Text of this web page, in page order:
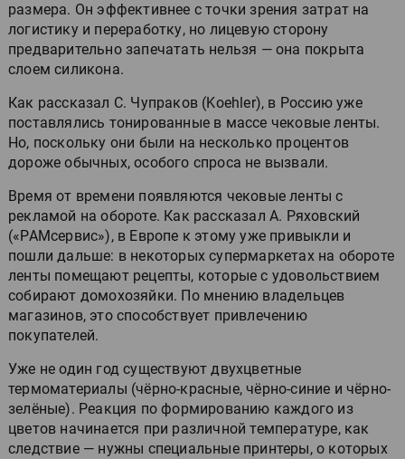
размера. Он эффективнее с точки зрения затрат на
логистику и переработку, но лицевую сторону
предварительно запечатать нельзя — она покрыта
слоем силикона.
Как рассказал С. Чупраков (Koehler), в Россию уже
поставлялись тонированные в массе чековые ленты.
Но, поскольку они были на несколько процентов
дороже обычных, особого спроса не вызвали.
Время от времени появляются чековые ленты с
рекламой на обороте. Как рассказал А. Ряховский
(«РАМсервис»), в Европе к этому уже привыкли и
пошли дальше: в некоторых супермаркетах на обороте
ленты помещают рецепты, которые с удовольствием
собирают домохозяйки. По мнению владельцев
магазинов, это способствует привлечению
покупателей.
Уже не один год существуют двухцветные
термоматериалы (чёрно-красные, чёрно-синие и чёрно-
зелёные). Реакция по формированию каждого из
цветов начинается при различной температуре, как
следствие — нужны специальные принтеры, о которых